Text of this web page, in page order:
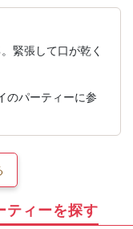
緊張して口が乾く
のパーティーに参
ティーを探す